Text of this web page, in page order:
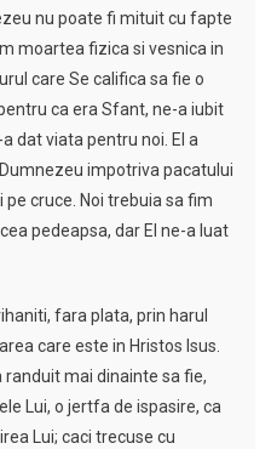
nu poate fi mituit cu fapte
moartea fizica si vesnica in
care Se califica sa fie o
ca era Sfant, ne-a iubit
dat viata pentru noi. El a
impotriva pacatului
pe cruce. Noi trebuia sa fim
pedeapsa, dar El ne-a luat
fara plata, prin harul
care este in Hristos Isus.
randuit mai dinainte sa fie,
Lui, o jertfa de ispasire, ca
Lui; caci trecuse cu